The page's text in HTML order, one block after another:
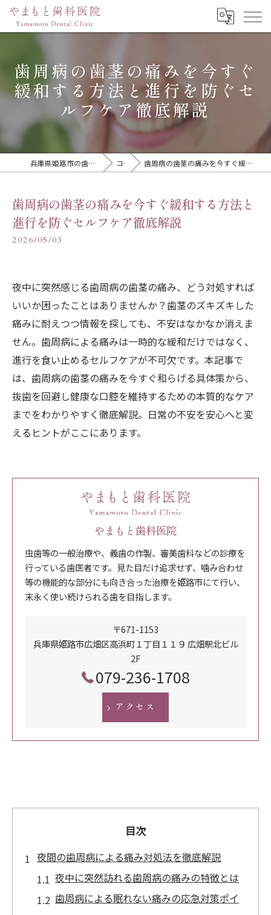
歯周病の歯茎の痛みを今すぐ
緩和する方法と進行を防ぐセ
ルフケア徹底解説
兵庫県姫路市の歯医者ならやまもと歯科医院 コラム 歯周病の歯茎の痛みを今すぐ緩和する方法と進行を防ぐセルフケア徹底解説
歯周病の歯茎の痛みを今すぐ緩和する方法と
進行を防ぐセルフケア徹底解説
2026/05/03
夜中に突然感じる歯周病の歯茎の痛み、どう対処すれば
いいか困ったことはありませんか？歯茎のズキズキした
痛みに耐えつつ情報を探しても、不安はなかなか消えま
せん。歯周病による痛みは一時的な緩和だけではなく、
進行を食い止めるセルフケアが不可欠です。本記事で
は、歯周病の歯茎の痛みを今すぐ和らげる具体策から、
抜歯を回避し健康な口腔を維持するための本質的なケア
までをわかりやすく徹底解説。日常の不安を安心へと変
えるヒントがここにあります。
やまもと歯科医院
虫歯等の一般治療や、義歯の作製、審美歯科などの診療を
行っている歯医者です。見た目だけ追求せず、噛み合わせ
等の機能的な部分にも向き合った治療を姫路市にて行い、
末永く使い続けられる歯を目指します。
〒671-1153
兵庫県姫路市広畑区高浜町１丁目１１９ 広畑駅北ビル
2F
079-236-1708
アクセス
目次
夜間の歯周病による痛み対処法を徹底解説
夜中に突然訪れる歯周病の痛みの特徴とは
歯周病による眠れない痛みの応急対策ポイ